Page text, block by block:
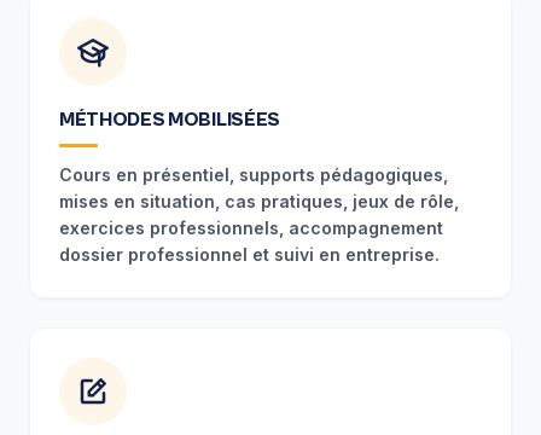
MÉTHODES MOBILISÉES
Cours en présentiel, supports pédagogiques,
mises en situation, cas pratiques, jeux de rôle,
exercices professionnels, accompagnement
dossier professionnel et suivi en entreprise.